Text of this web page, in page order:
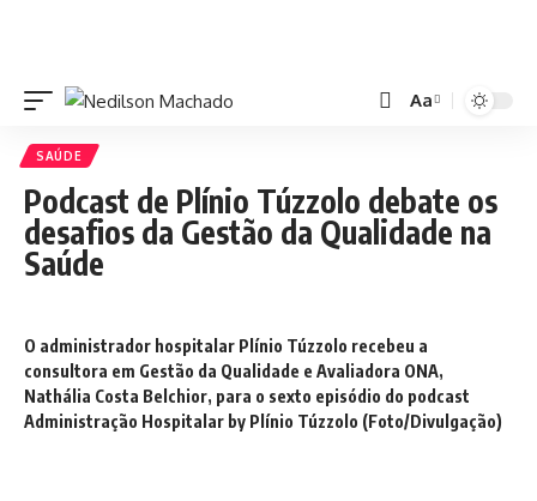
Aa
SAÚDE
Podcast de Plínio Túzzolo debate os
desafios da Gestão da Qualidade na
Saúde
O administrador hospitalar Plínio Túzzolo recebeu a
consultora em Gestão da Qualidade e Avaliadora ONA,
Nathália Costa Belchior, para o sexto episódio do podcast
Administração Hospitalar by Plínio Túzzolo (Foto/Divulgação)